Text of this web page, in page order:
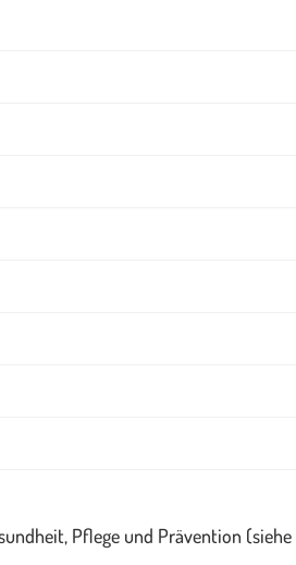
Pflege und Prävention (siehe